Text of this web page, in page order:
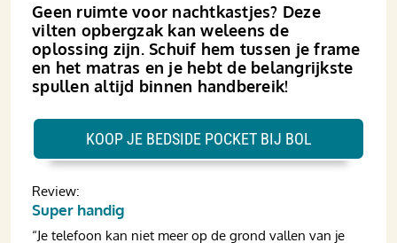
Geen ruimte voor nachtkastjes? Deze
vilten opbergzak kan weleens de
oplossing zijn. Schuif hem tussen je frame
en het matras en je hebt de belangrijkste
spullen altijd binnen handbereik!
Review:
Super handig
“Je telefoon kan niet meer op de grond vallen van je
KOOP JE BEDSIDE POCKET BIJ BOL